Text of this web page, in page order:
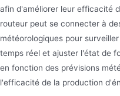
afin d'améliorer leur efficacité
routeur peut se connecter à
météorologiques pour
temps réel et ajuster l'état de
en fonction des prévisions
l'efficacité de la production